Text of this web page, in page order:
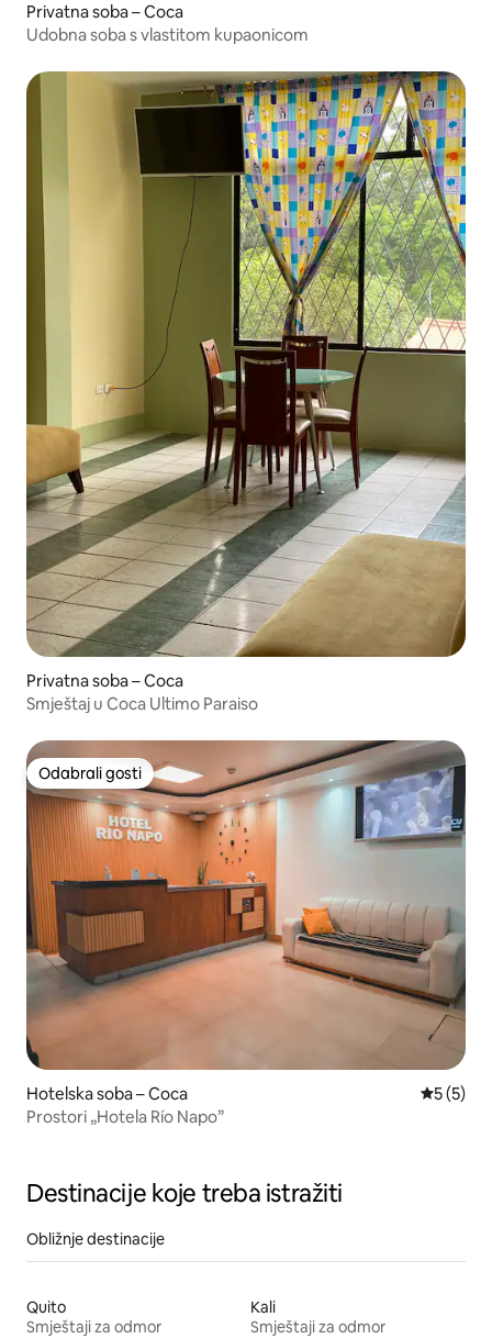
Privatna soba – Coca
Udobna soba s vlastitom kupaonicom
Privatna soba – Coca
Smještaj u Coca Ultimo Paraiso
Odabrali gosti
Odabrali gosti
Hotelska soba – Coca
5 (5)
Prostori „Hotela Río Napo”
Destinacije koje treba istražiti
Obližnje destinacije
Quito
Smještaji za odmor
Kali
Smještaji za odmor